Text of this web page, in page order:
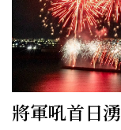
將軍吼首日